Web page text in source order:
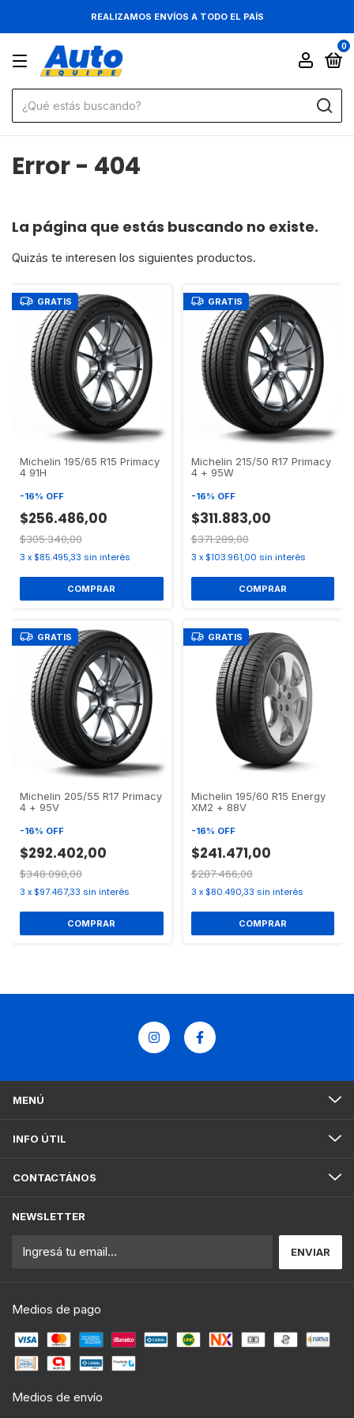
REALIZAMOS ENVÍOS A TODO EL PAÍS
0
Error - 404
La página que estás buscando no existe.
Quizás te interesen los siguientes productos.
GRATIS
Michelin 195/65 R15 Primacy
4 91H
-16% OFF
$256.486,00
$305.340,00
3 x $85.495,33 sin interés
GRATIS
Michelin 215/50 R17 Primacy
4 + 95W
-16% OFF
$311.883,00
$371.289,00
3 x $103.961,00 sin interés
GRATIS
Michelin 205/55 R17 Primacy
4 + 95V
-16% OFF
$292.402,00
$348.098,00
3 x $97.467,33 sin interés
GRATIS
Michelin 195/60 R15 Energy
XM2 + 88V
-16% OFF
$241.471,00
$287.466,00
3 x $80.490,33 sin interés
MENÚ
INFO ÚTIL
CONTACTÁNOS
NEWSLETTER
Medios de pago
Medios de envío